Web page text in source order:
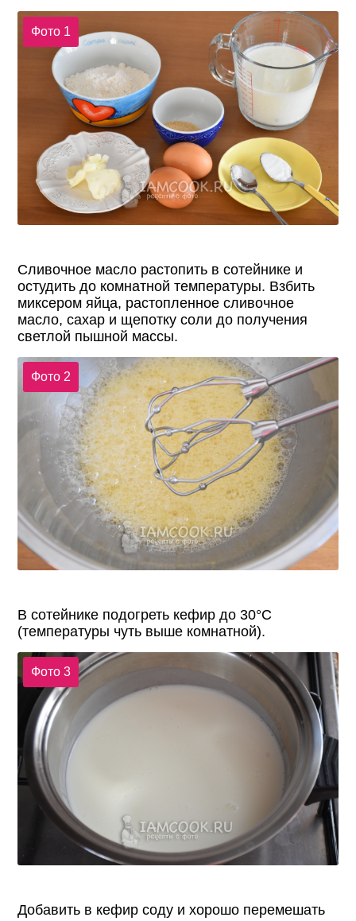
Фото 1
Сливочное масло растопить в сотейнике и
остудить до комнатной температуры. Взбить
миксером яйца, растопленное сливочное
масло, сахар и щепотку соли до получения
светлой пышной массы.
Фото 2
В сотейнике подогреть кефир до 30°С
(температуры чуть выше комнатной).
Фото 3
Добавить в кефир соду и хорошо перемешать